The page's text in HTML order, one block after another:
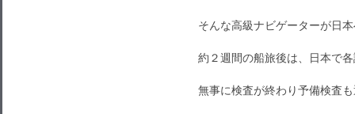
そんな高級ナビゲーターが日
約２週間の船旅後は、日本で
無事に検査が終わり予備検査